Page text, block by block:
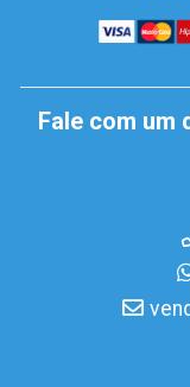
Fale com um